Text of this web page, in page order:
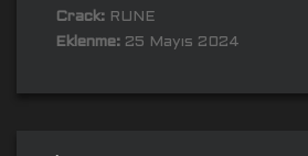
Crack: RUNE
Eklenme: 25 Mayıs 2024